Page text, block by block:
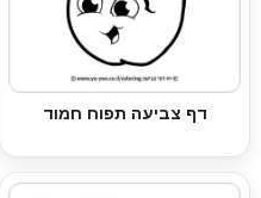
דף צביעה תפוח חמוד